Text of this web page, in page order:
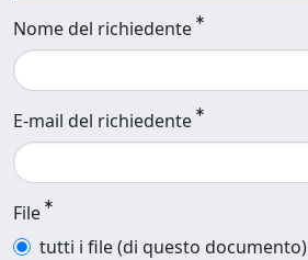
Nome del richiedente
E-mail del richiedente
File
tutti i file (di questo